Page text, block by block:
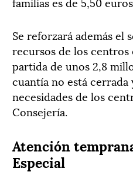
Se reforzará además el
recursos de los centros
partida de unos 2,8
cuantía no está cerrada
necesidades de los
Consejería.
Atención
Especial